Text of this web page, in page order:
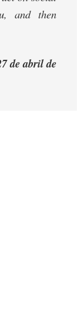
and then
de abril de